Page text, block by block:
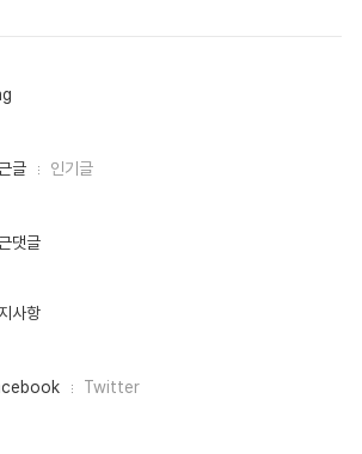
글 인기글
댓글
사항
Twitter